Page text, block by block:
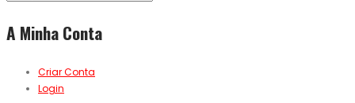
A Minha Conta
Criar Conta
Login